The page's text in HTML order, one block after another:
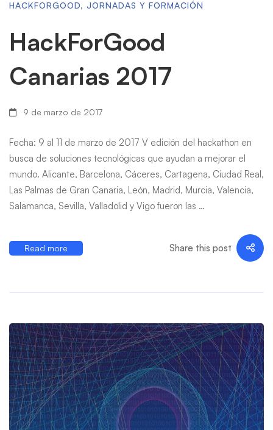
HACKFORGOOD, JORNADAS Y FORMACIÓN
HackForGood
Canarias 2017
9 de marzo de 2017
Fecha: 9 al 11 de marzo de 2017 V edición del hackathon en
busca de soluciones tecnológicas que ayudan a mejorar el
mundo. Alicante, Barcelona, Cáceres, Cartagena, Ciudad Real,
Las Palmas de Gran Canaria, León, Madrid, Murcia, Valencia,
Salamanca, Sevilla, Valladolid y Vigo fueron las …
Read more Share this post